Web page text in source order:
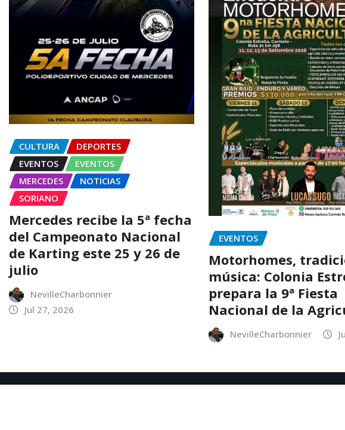
CULTURA
DEPORTES
EVENTOS
EVENTOS
MERCEDES
NOTICIAS
SORIANO
Mercedes recibe la 5ª fecha
del Campeonato Nacional
de Karting este 25 y 26 de
julio
NevilleCharbonnier
Jul 27, 2026
EVENTOS
Motorhomes,
música: Colonia
prepara la 9ª Fiesta
Nacional de la
NevilleCharbonnier